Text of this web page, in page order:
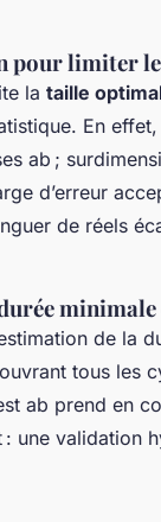
pour limiter
la taille
En
ab ;
d’erreur
de réels
minimale
de la
tous les
ab prend en
une validation